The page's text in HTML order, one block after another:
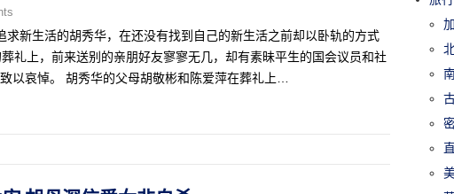
新生活的胡秀华，在还没有找到自己的新生活之前却以卧轨的方式
礼上，前来送别的亲朋好友寥寥无几，却有素昧平生的国会议员和社
以哀悼。 胡秀华的父母胡敬彬和陈爱萍在葬礼上…